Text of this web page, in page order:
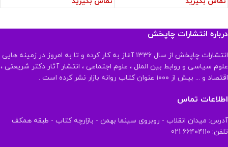
درباره انتشارات چاپخش
انتشارات چاپخش از سال ۱۳۳۶ آغاز به کار کرده و تا به امروز در زمینه هایی
علوم سیاسی و روابط بین الملل ، علوم اجتماعی ، انتشار آثار دکتر شریعتی ،
اقتصاد و ... بیش از ۱۰۰۰ عنوان کتاب روانه بازار نشر کرده است .
اطلاعات تماس
آدرس: میدان انقلاب - روبروی سینما بهمن - بازارچه کتاب - طبقه همکف
تلفن: ۶۶۴۰۴۱۱۰ 021